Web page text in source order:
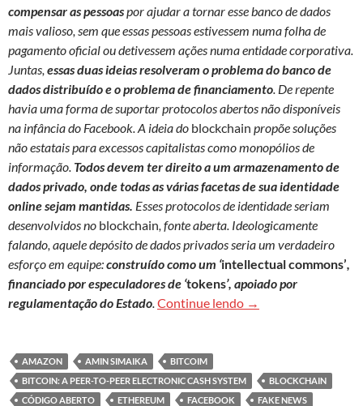
compensar as pessoaspor ajudar a tornar esse banco de dados
mais valioso, sem que essas pessoas estivessem numa folha de
pagamento oficial ou detivessem ações numa entidade corporativa.
Juntas, essas duas ideias resolveram o problema do banco de
dados distribuído e o problema de financiamento. De repente
havia uma forma de suportar protocolos abertos não disponíveis
na infância do Facebook. A ideia do blockchain propõe soluções
não estatais para excessos capitalistas como monopólios de
informação. Todos devem ter direito a um armazenamento de
dados privado, onde todas as várias facetas de sua identidade
online sejam mantidas. Esses protocolos de identidade seriam
desenvolvidos no blockchain, fonte aberta. Ideologicamente
falando, aquele depósito de dados privados seria um verdadeiro
esforço em equipe:construído como um ‘intellectual commons’,
financiado por especuladores de ‘tokens’, apoiado por
regulamentação do Estado.Continue lendo Blockchain: além da
→
AMAZON AMIN SIMAIKA
BITCOIM
BITCOIN: A PEER-TO-PEER ELECTRONIC CASH SYSTEM
BLOCKCHAIN
CÓDIGO ABERTO
ETHEREUM FACEBOOK
FAKE NEWS